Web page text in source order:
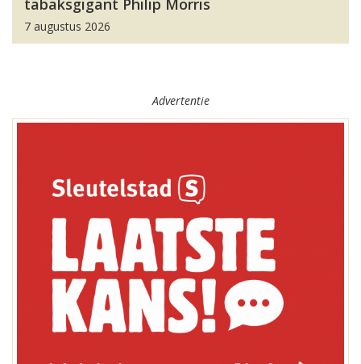
tabaksgigant Philip Morris
7 augustus 2026
Advertentie